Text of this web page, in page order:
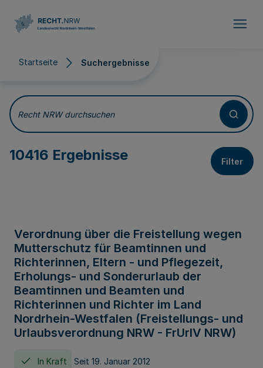
Startseite Suchergebnisse
Suchergebnisse
Recht NRW durchsuchen
10416 Ergebnisse Filter
Verordnung über die Freistellung wegen
Mutterschutz für Beamtinnen und
Richterinnen, Eltern - und Pflegezeit,
Erholungs- und Sonderurlaub der
Beamtinnen und Beamten und
Richterinnen und Richter im Land
Nordrhein-Westfalen (Freistellungs- und
Urlaubsverordnung NRW - FrUrlV NRW)
In Kraft Seit 19. Januar 2012